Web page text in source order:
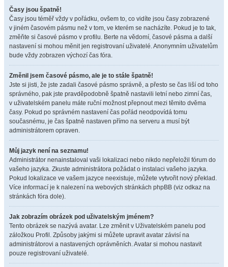
Časy jsou špatně!
Časy jsou téměř vždy v pořádku, ovšem to, co vidíte jsou časy zobrazené
v jiném časovém pásmu než v tom, ve kterém se nacházíte. Pokud je to tak,
změňte si časové pásmo v profilu. Berte na vědomí, časové pásma a další
nastavení si mohou měnit jen registrovaní uživatelé. Anonymním uživatelům
bude vždy zobrazen výchozí čas fóra.
Změnil jsem časové pásmo, ale je to stále špatně!
Jste si jisti, že jste zadali časové pásmo správně, a přesto se čas liší od toho
správného, pak jste pravděpodobně špatně nastavili letní nebo zimní čas,
v uživatelském panelu máte ruční možnost přepnout mezi těmito dvěma
časy. Pokud po správném nastavení čas pořád neodpovídá tomu
současnému, je čas špatně nastaven přímo na serveru a musí být
administrátorem opraven.
Můj jazyk není na seznamu!
Administrátor nenainstaloval vaši lokalizaci nebo nikdo nepřeložil fórum do
vašeho jazyka. Zkuste administrátora požádat o instalaci vašeho jazyka.
Pokud lokalizace ve vašem jazyce neexistuje, můžete vytvořit nový překlad.
Více informací je k nalezení na webových stránkách phpBB (viz odkaz na
stránkách fóra dole).
Jak zobrazím obrázek pod uživatelským jménem?
Tento obrázek se nazývá avatar. Lze změnit v Uživatelském panelu pod
záložkou Profil. Způsoby jakými si můžete upravit avatar závisí na
administrátorovi a nastavených oprávněních. Avatar si mohou nastavit
pouze registrovaní uživatelé.